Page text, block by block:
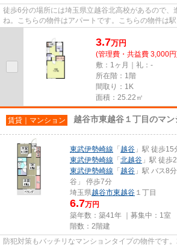
徒歩6分の場所には埼玉県立越谷北高校があるので、
ね。こちらの物件はアパートです。こちらの物件は
3.7万円
(管理費・共益費 3,000
敷：1ヶ月｜礼：-
所在階：1階
間取り：1K
面積：25.22㎡
賃貸｜マンション 越谷市東越谷１丁目のマン
東武伊勢崎線 「 越谷 」駅 徒歩15
東武伊勢崎線 「 北越谷 」駅 徒歩
東武伊勢崎線 「 越谷 」駅 バス8
谷」 停歩7分
埼玉県越谷市東越谷 １丁目
6.7万円
築年数：築41年 ｜募集中： 1室
階数：2階建
防犯対策もバッチリなマンションタイプの物件です